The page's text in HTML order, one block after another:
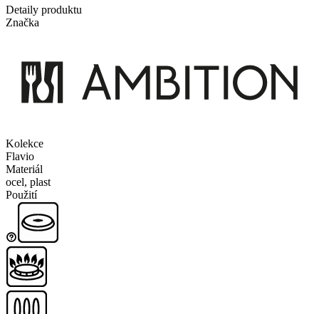
Detaily produktu
Značka
Kolekce
Flavio
Materiál
ocel, plast
Použití